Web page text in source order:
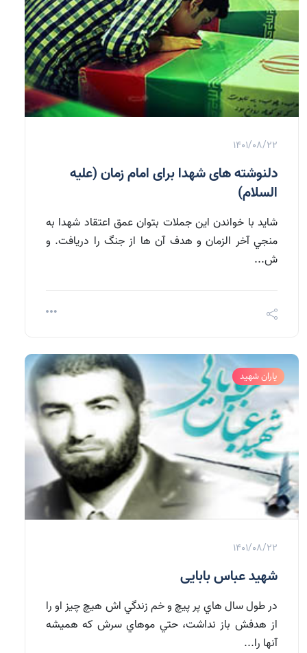
1401/08/22
دلنوشته های شهدا برای امام زمان (علیه
السلام)
شايد با خواندن اين جملات بتوان عمق اعتقاد شهدا به
منجي آخر الزمان و هدف آن ها از جنگ را دريافت. و
ش...
یاران شهید
1401/08/22
شهید عباس بابایی
در طول سال هاي پر پيچ و خم زندگي اش هيچ چيز او را
از هدفش باز نداشت، حتي موهاي سرش که هميشه
آنها را...